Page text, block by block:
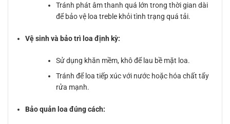
Tránh phát âm thanh quá lớn trong thời gian dài
để bảo vệ loa treble khỏi tình trạng quá tải.
Vệ sinh và bảo trì loa định kỳ:
Sử dụng khăn mềm, khô để lau bề mặt loa.
Tránh để loa tiếp xúc với nước hoặc hóa chất tẩy
rửa mạnh.
Bảo quản loa đúng cách: